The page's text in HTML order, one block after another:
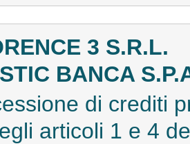
3 S.R.L.
BANCA
di crediti
articoli 1 e 4